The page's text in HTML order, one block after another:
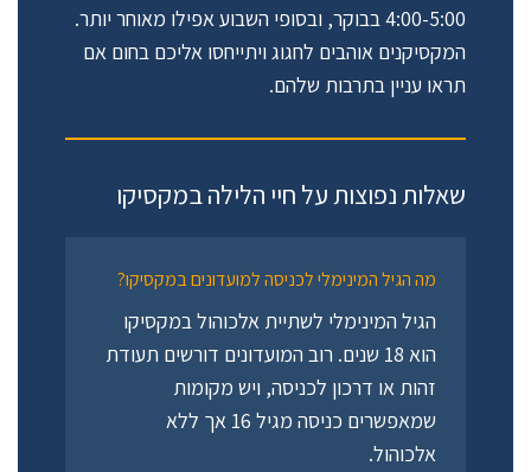
4:00-5:00 בבוקר, ובסופי השבוע אפילו מאוחר יותר.
המקסיקנים אוהבים לחגוג ויתייחסו אליכם בחום אם
תראו עניין בתרבות שלהם.
שאלות נפוצות על חיי הלילה במקסיקו
מה הגיל המינימלי לכניסה למועדונים במקסיקו?
הגיל המינימלי לשתיית אלכוהול במקסיקו
הוא 18 שנים. רוב המועדונים דורשים תעודת
זהות או דרכון לכניסה, ויש מקומות
שמאפשרים כניסה מגיל 16 אך ללא
אלכוהול.